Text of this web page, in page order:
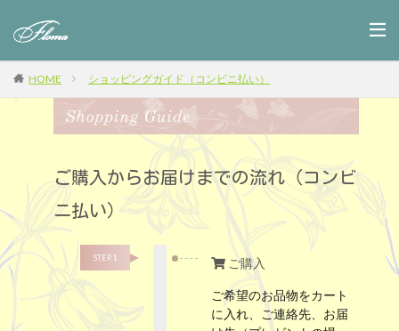
HOME ショッピングガイド（コンビニ払い）
ご購入からお届けまでの流れ（コンビ
ニ払い）
STEP.1 ご購入
ご希望のお品物をカート
に入れ、ご連絡先、お届